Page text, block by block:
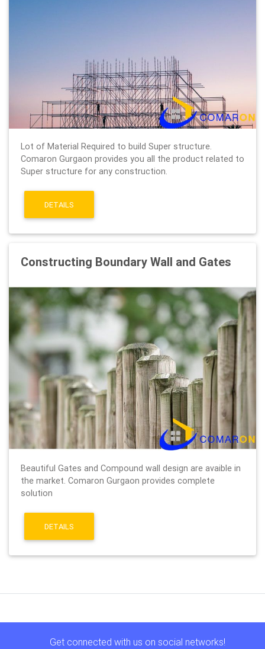
Lot of Material Required to build Super structure.
Comaron Gurgaon provides you all the product related to
Super structure for any construction.
DETAILS
Constructing Boundary Wall and Gates
Beautiful Gates and Compound wall design are avaible in
the market. Comaron Gurgaon provides complete
solution
DETAILS
Get connected with us on social networks!